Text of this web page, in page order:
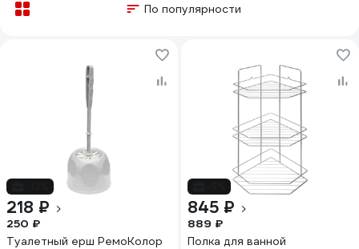
По популярности
218 ₽
250 ₽
Туалетный ерш РемоКолор
845 ₽
889 ₽
Полка для ванной